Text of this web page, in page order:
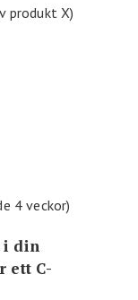
produkt X)
4 veckor)
i din
ett C-